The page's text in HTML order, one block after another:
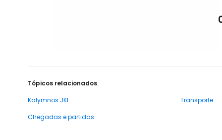
Tópicos relacionados
Kalymnos JKL
Transporte
Chegadas e partidas